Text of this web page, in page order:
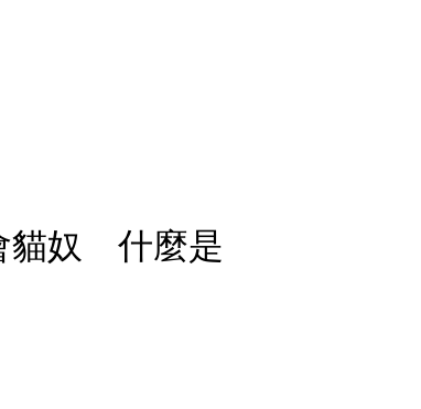
貓奴 什麼是